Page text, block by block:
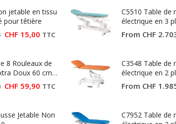
jetable en tissu
pour têtière
Le
CHF 27,03.
CHF 15,00Le
CHF 15,00.
TTC
8 Rouleaux de
Doux 60 cm
60 cm)
Le
CHF 81,19.
CHF 59,90Le
CHF 59,90.
TTC
Jetable Non
C5510 Table de
électrique en 3
Ecopostural
From CHF
C3548 Table de
électrique en 2
Ecopostural
From CHF
C7952 Table de